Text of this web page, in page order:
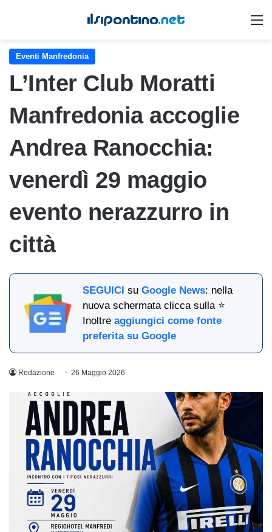
Eventi Manfredonia
L’Inter Club Moratti
Manfredonia accoglie
Andrea Ranocchia:
venerdì 29 maggio
evento nerazzurro in
città
SEGUICI suGoogle News: nella
nuova schermata clicca sulla ⭐
Inoltreaggiungici come fonte
preferita su Google
Redazione 26 Maggio 2026